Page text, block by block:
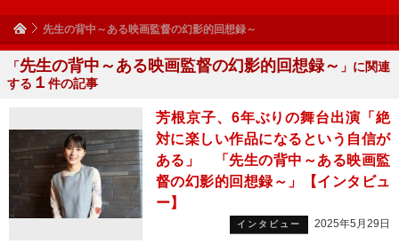
先生の背中～ある映画監督の幻影的回想録～
「先生の背中～ある映画監督の幻影的回想録～ 」に関連
する １ 件の記事
芳根京子、6年ぶりの舞台出演「絶
対に楽しい作品になるという自信が
ある」 「先生の背中～ある映画監
督の幻影的回想録～」【インタビュ
ー】
インタビュー 2025年5月29日